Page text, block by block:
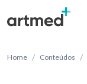
Home / Conteúdos /